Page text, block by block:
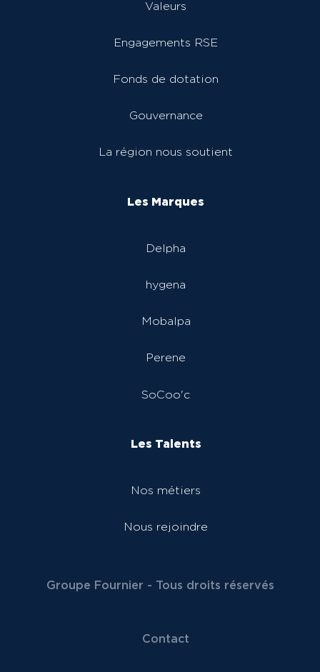
Valeurs
Engagements RSE
Fonds de dotation
Gouvernance
La région nous soutient
Les Marques
Delpha
hygena
Mobalpa
Perene
SoCoo'c
Les Talents
Nos métiers
Nous rejoindre
Groupe Fournier - Tous droits réservés
Contact